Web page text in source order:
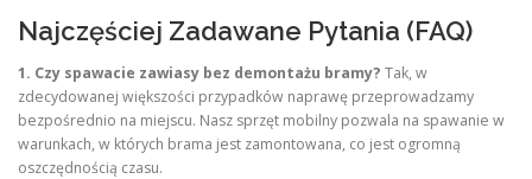
Najczęściej Zadawane Pytania (FAQ)
1. Czy spawacie zawiasy bez demontażu bramy? Tak, w
zdecydowanej większości przypadków naprawę przeprowadzamy
bezpośrednio na miejscu. Nasz sprzęt mobilny pozwala na spawanie w
warunkach, w których brama jest zamontowana, co jest ogromną
oszczędnością czasu.